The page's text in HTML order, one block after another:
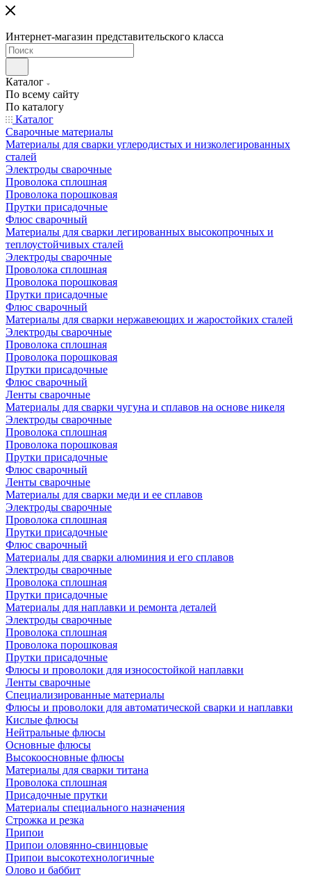
Интернет-магазин представительского класса
Каталог
По всему сайту
По каталогу
Каталог
Сварочные материалы
Материалы для сварки углеродистых и низколегированных
сталей
Электроды сварочные
Проволока сплошная
Проволока порошковая
Прутки присадочные
Флюс сварочный
Материалы для сварки легированных высокопрочных и
теплоустойчивых сталей
Электроды сварочные
Проволока сплошная
Проволока порошковая
Прутки присадочные
Флюс сварочный
Материалы для сварки нержавеющих и жаростойких сталей
Электроды сварочные
Проволока сплошная
Проволока порошковая
Прутки присадочные
Флюс сварочный
Ленты сварочные
Материалы для сварки чугуна и сплавов на основе никеля
Электроды сварочные
Проволока сплошная
Проволока порошковая
Прутки присадочные
Флюс сварочный
Ленты сварочные
Материалы для сварки меди и ее сплавов
Электроды сварочные
Проволока сплошная
Прутки присадочные
Флюс сварочный
Материалы для сварки алюминия и его сплавов
Электроды сварочные
Проволока сплошная
Прутки присадочные
Материалы для наплавки и ремонта деталей
Электроды сварочные
Проволока сплошная
Проволока порошковая
Прутки присадочные
Флюсы и проволоки для износостойкой наплавки
Ленты сварочные
Специализированные материалы
Флюсы и проволоки для автоматической сварки и наплавки
Кислые флюсы
Нейтральные флюсы
Основные флюсы
Высокоосновные флюсы
Материалы для сварки титана
Проволока сплошная
Присадочные прутки
Материалы специального назначения
Строжка и резка
Припои
Припои оловянно-свинцовые
Припои высокотехнологичные
Олово и баббит